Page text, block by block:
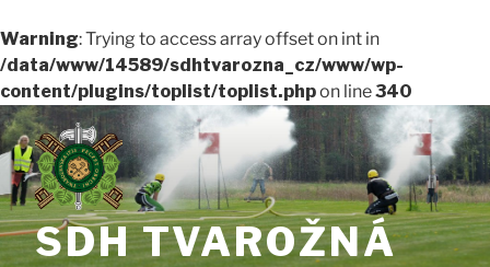
Warning: Trying to access array offset on int in
/data/www/14589/sdhtvarozna_cz/www/wp-
content/plugins/toplist/toplist.phpon line340
Přejít
k
obsahu
webu
SDH TVAROŽNÁ